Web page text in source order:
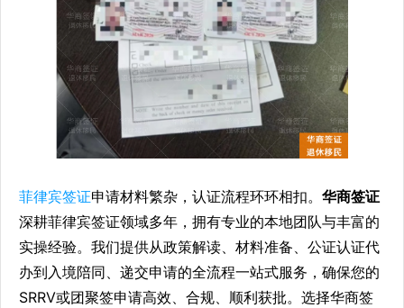
菲律宾签证申请材料繁杂，认证流程环环相扣。 华商签证
深耕菲律宾签证领域多年，拥有专业的本地团队与丰富的
实操经验。我们提供从政策解读、材料准备、公证认证代
办到入境陪同、递交申请的全流程一站式服务，确保您的
SRRV或团聚签申请高效、合规、顺利获批。选择华商签